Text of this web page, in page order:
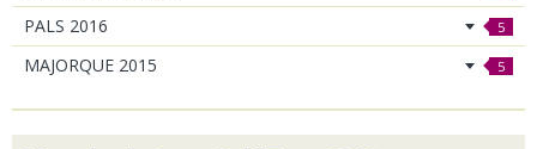
PALS 2016 5
MAJORQUE 2015 5